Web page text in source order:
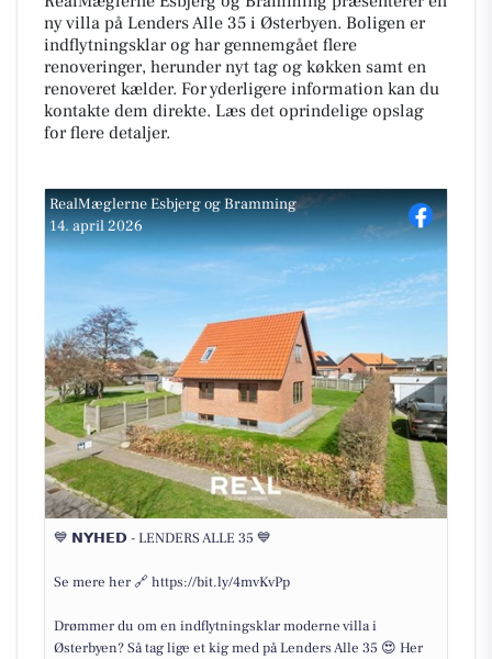
ny villa på Lenders Alle 35 i Østerbyen. Boligen er
indflytningsklar og har gennemgået flere
renoveringer, herunder nyt tag og køkken samt en
renoveret kælder. For yderligere information kan du
kontakte dem direkte. Læs det oprindelige opslag
for flere detaljer.
RealMæglerne Esbjerg og Bramming
14. april 2026
💙 𝗡𝗬𝗛𝗘𝗗 - LENDERS ALLE 35 💙
Se mere her 🔗 https://bit.ly/4mvKvPp
Drømmer du om en indflytningsklar moderne villa i
Østerbyen? Så tag lige et kig med på Lenders Alle 35 😍 Her